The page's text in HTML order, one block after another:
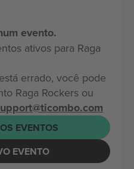
evento.
ativos para Raga
errado, você pode
Raga Rockers ou
EVENTOS
EVENTO